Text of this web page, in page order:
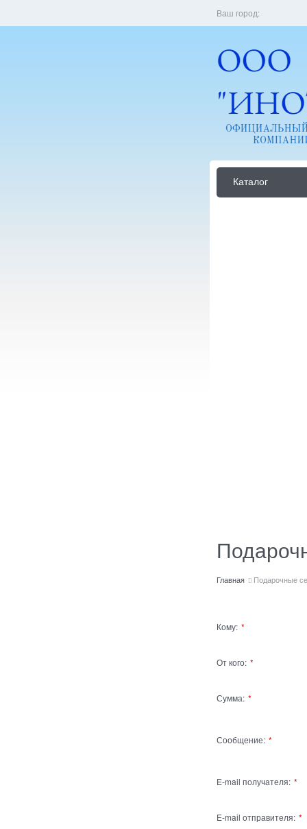
Ваш город:
Каталог
Главная Подарочные
Кому:
От кого:
Сумма:
Сообщение:
E-mail получателя:
E-mail отправителя: